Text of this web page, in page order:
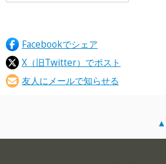
Facebookでシェア
X（旧Twitter）でポスト
友人にメールで知らせる
▲